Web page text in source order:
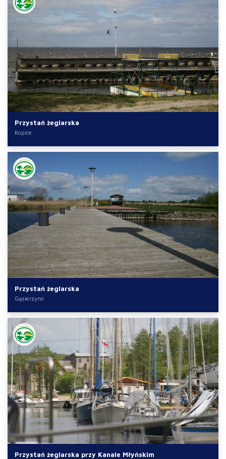
Przystań żeglarska
Kopice
Przystań żeglarska
Gąsierzyno
Przystań żeglarska przy Kanale Młyńskim